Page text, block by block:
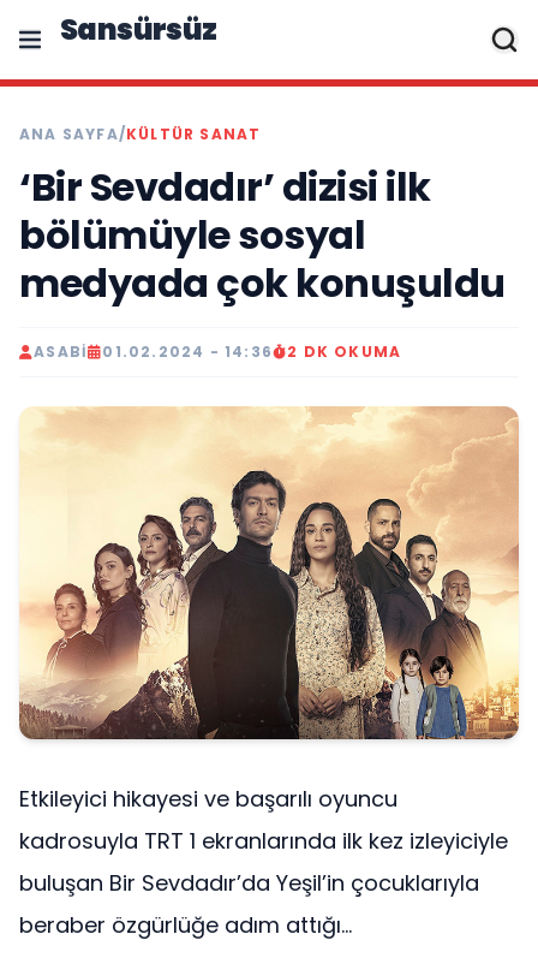
Sansürsüz
ANA SAYFA/KÜLTÜR SANAT
‘Bir Sevdadır’ dizisi ilk
bölümüyle sosyal
medyada çok konuşuldu
ASABI 01.02.2024 - 14:36 2 DK OKUMA
Etkileyici hikayesi ve başarılı oyuncu
kadrosuyla TRT 1 ekranlarında ilk kez izleyiciyle
buluşan Bir Sevdadır’da Yeşil’in çocuklarıyla
beraber özgürlüğe adım attığı...